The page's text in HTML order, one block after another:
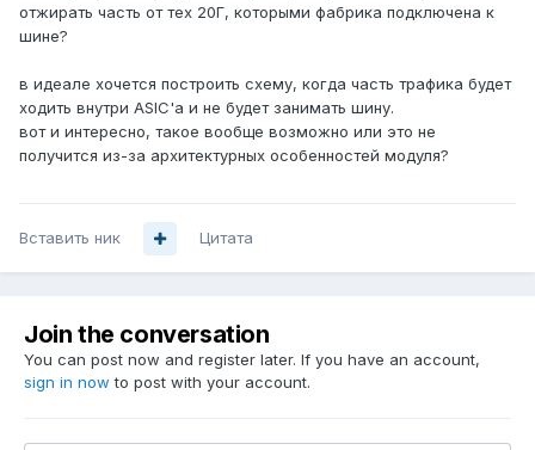
отжирать часть от тех 20Г, которыми фабрика подключена к
шине?
в идеале хочется построить схему, когда часть трафика будет
ходить внутри ASIC'а и не будет занимать шину.
вот и интересно, такое вообще возможно или это не
получится из-за архитектурных особенностей модуля?
Вставить ник Цитата
Join the conversation
You can post now and register later. If you have an account,
sign in now to post with your account.